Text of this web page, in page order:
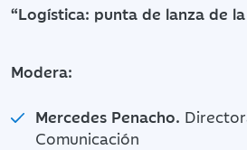
“Logística: punta de lanza de
Modera:
Mercedes Penacho.
Comunicación